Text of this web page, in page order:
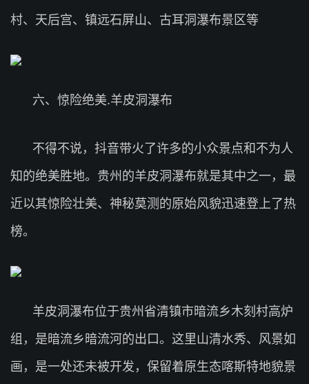
村、天后宫、镇远石屏山、古耳洞瀑布景区等
六、惊险绝美.羊皮洞瀑布
不得不说，抖音带火了许多的小众景点和不为人
知的绝美胜地。贵州的羊皮洞瀑布就是其中之一，最
近以其惊险壮美、神秘莫测的原始风貌迅速登上了热
榜。
羊皮洞瀑布位于贵州省清镇市暗流乡木刻村高炉
组，是暗流乡暗流河的出口。这里山清水秀、风景如
画，是一处还未被开发，保留着原生态喀斯特地貌景